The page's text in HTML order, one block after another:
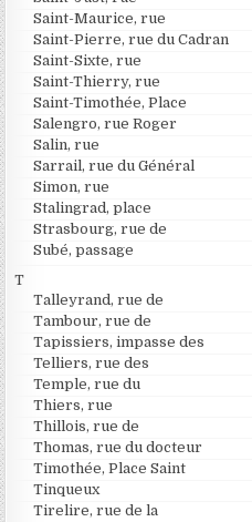
Saint-Maurice, rue
Saint-Pierre, rue du Cadran
Saint-Sixte, rue
Saint-Thierry, rue
Saint-Timothée, Place
Salengro, rue Roger
Salin, rue
Sarrail, rue du Général
Simon, rue
Stalingrad, place
Strasbourg, rue de
Subé, passage
T
Talleyrand, rue de
Tambour, rue de
Tapissiers, impasse des
Telliers, rue des
Temple, rue du
Thiers, rue
Thillois, rue de
Thomas, rue du docteur
Timothée, Place Saint
Tinqueux
Tirelire, rue de la